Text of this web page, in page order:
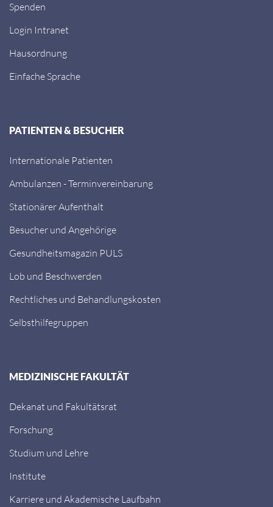
Spenden
Login Intranet
Hausordnung
Einfache Sprache
PATIENTEN & BESUCHER
Internationale Patienten
Ambulanzen - Terminvereinbarung
Stationärer Aufenthalt
Besucher und Angehörige
Gesundheitsmagazin PULS
Lob und Beschwerden
Rechtliches und Behandlungskosten
Selbsthilfegruppen
MEDIZINISCHE FAKULTÄT
Dekanat und Fakultätsrat
Forschung
Studium und Lehre
Institute
Karriere und Akademische Laufbahn